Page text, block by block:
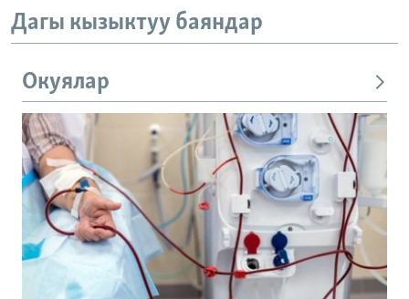
Дагы кызыктуу баяндар
Окуялар